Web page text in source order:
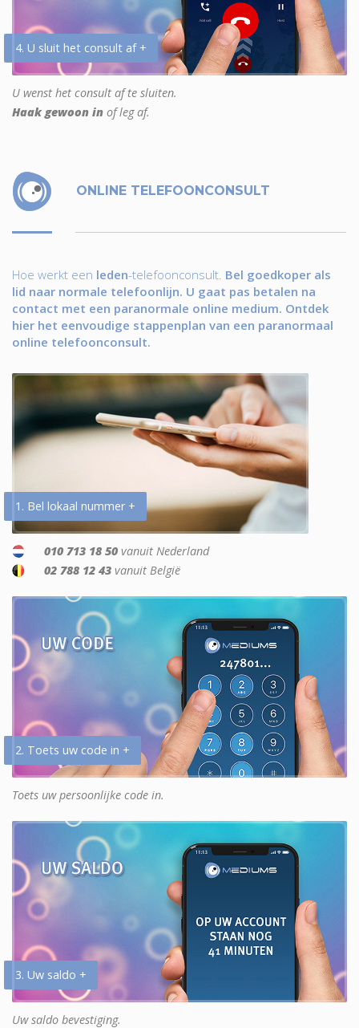
4. U sluit het consult af +
U wenst het consult af te sluiten.
Haak gewoon in of leg af.
ONLINE TELEFOONCONSULT
Hoe werkt een leden-telefoonconsult. Bel goedkoper als
lid naar normale telefoonlijn. U gaat pas betalen na
contact met een paranormale online medium. Ontdek
hier het eenvoudige stappenplan van een paranormaal
online telefoonconsult.
1. Bel lokaal nummer +
010 713 18 50 vanuit Nederland
02 788 12 43 vanuit België
2. Toets uw code in +
Toets uw persoonlijke code in.
3. Uw saldo +
Uw saldo bevestiging.